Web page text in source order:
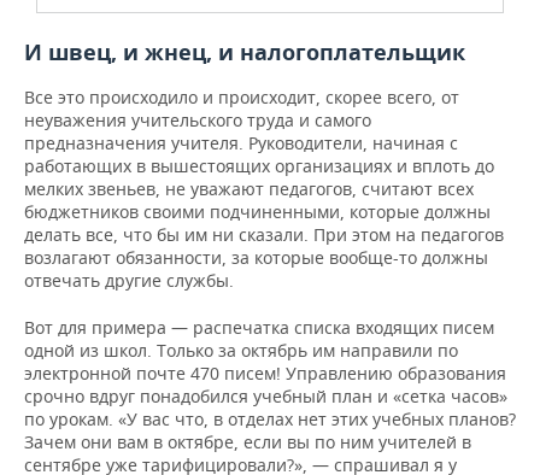
И швец, и жнец, и налогоплательщик
Все это происходило и происходит, скорее всего, от
неуважения учительского труда и самого
предназначения учителя. Руководители, начиная с
работающих в вышестоящих организациях и вплоть до
мелких звеньев, не уважают педагогов, считают всех
бюджетников своими подчиненными, которые должны
делать все, что бы им ни сказали. При этом на педагогов
возлагают обязанности, за которые вообще-то должны
отвечать другие службы.
Вот для примера — распечатка списка входящих писем
одной из школ. Только за октябрь им направили по
электронной почте 470 писем! Управлению образования
срочно вдруг понадобился учебный план и «сетка часов»
по урокам. «У вас что, в отделах нет этих учебных планов?
Зачем они вам в октябре, если вы по ним учителей в
сентябре уже тарифицировали?», — спрашивал я у